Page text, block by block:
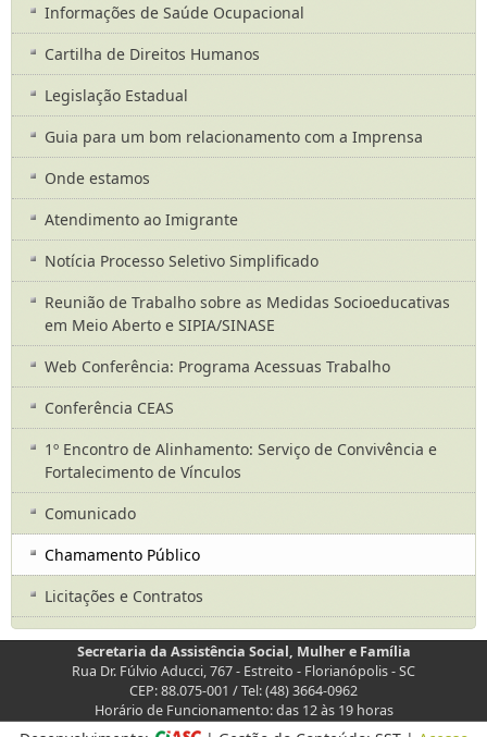
Informações de Saúde Ocupacional
Cartilha de Direitos Humanos
Legislação Estadual
Guia para um bom relacionamento com a Imprensa
Onde estamos
Atendimento ao Imigrante
Notícia Processo Seletivo Simplificado
Reunião de Trabalho sobre as Medidas Socioeducativas
em Meio Aberto e SIPIA/SINASE
Web Conferência: Programa Acessuas Trabalho
Conferência CEAS
1º Encontro de Alinhamento: Serviço de Convivência e
Fortalecimento de Vínculos
Comunicado
Chamamento Público
Licitações e Contratos
Secretaria da Assistência Social, Mulher e Família
Rua Dr. Fúlvio Aducci, 767 - Estreito - Florianópolis - SC
CEP: 88.075-001 / Tel: (48) 3664-0962
Horário de Funcionamento: das 12 às 19 horas